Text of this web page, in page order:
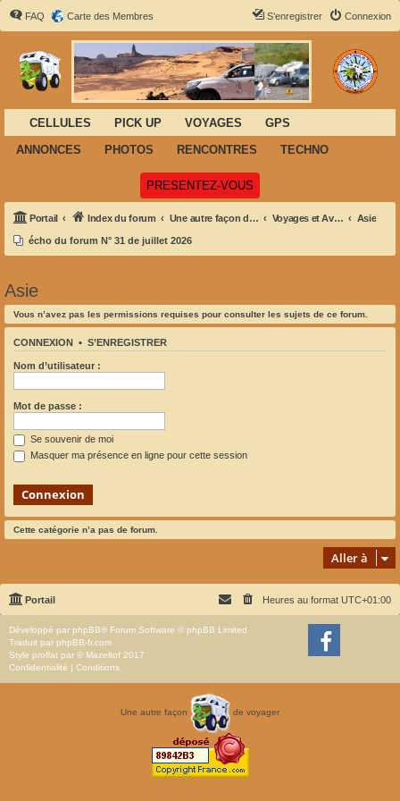
FAQ Carte des Membres Connexion
S’enregistrer
CELLULES PICK UP VOYAGES
GPS
ANNONCES
PHOTOS RENCONTRES TECHNO
PRESENTEZ-VOUS
Portail Index du forum Une autre façon de voyager Voyages et Aventures Asie
écho du forum N° 31 de juillet 2026
Asie
Vous n’avez pas les permissions requises pour consulter les sujets de ce forum.
CONNEXION • S’ENREGISTRER
Nom d’utilisateur :
Mot de passe :
Se souvenir de moi
Masquer ma présence en ligne pour cette session
Cette catégorie n’a pas de forum.
Aller à
Portail Heures au format UTC+01:00
Développé par phpBB® Forum Software © phpBB Limited
Traduit par phpBB-fr.com
Style proflat par © Mazeltof 2017
Confidentialité | Conditions
Une autre façon de voyager